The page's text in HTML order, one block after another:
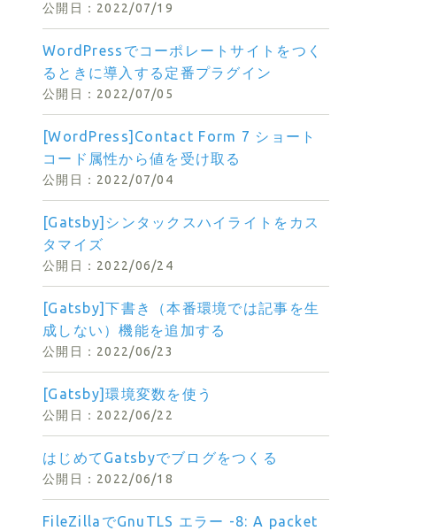
2022/07/19
WordPressでコーポレートサイトをつく
るときに導入する定番プラグイン
2022/07/05
[WordPress]Contact Form 7 ショート
コード属性から値を受け取る
2022/07/04
[Gatsby]シンタックスハイライトをカス
タマイズ
2022/06/24
[Gatsby]下書き（本番環境では記事を生
成しない）機能を追加する
2022/06/23
[Gatsby]環境変数を使う
2022/06/22
はじめてGatsbyでブログをつくる
2022/06/18
FileZillaでGnuTLS エラー -8: A packet